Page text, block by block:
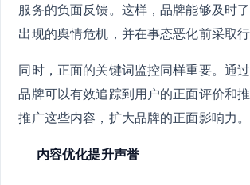
服务的负面反馈。这样，品牌能够及时
出现的舆情危机，并在事态恶化前采取行
同时，正面的关键词监控同样重要。通
品牌可以有效追踪到用户的正面评价和
推广这些内容，扩大品牌的正面影响力。
内容优化提升声誉